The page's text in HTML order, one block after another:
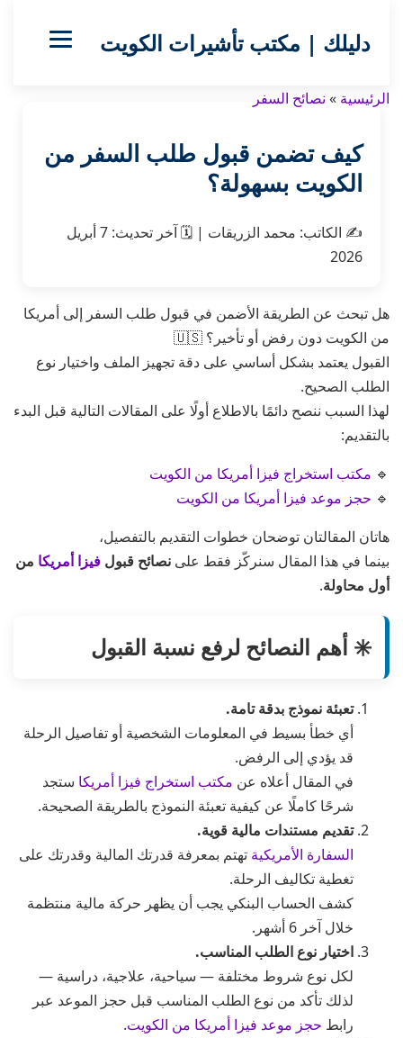
دليلك | مكتب تأشيرات الكويت
الرئيسية » نصائح السفر
كيف تضمن قبول طلب السفر من
الكويت بسهولة؟
✍️ الكاتب: محمد الزريقات |
🗓️آخر تحديث:
7 أبريل
2026
هل تبحث عن الطريقة الأضمن في قبول طلب السفر إلى أمريكا
من الكويت دون رفض أو تأخير؟ 🇺🇸
القبول يعتمد بشكل أساسي على دقة تجهيز الملف واختيار نوع
الطلب الصحيح.
لهذا السبب ننصح دائمًا بالاطلاع أولًا على المقالات التالية قبل البدء
بالتقديم:
🔹 مكتب استخراج فيزا أمريكا من الكويت
🔹 حجز موعد فيزا أمريكا من الكويت
هاتان المقالتان توضحان خطوات التقديم بالتفصيل،
بينما في هذا المقال سنركّز فقط على نصائح قبول فيزا أمريكا من
أول محاولة.
✳️ أهم النصائح لرفع نسبة القبول
تعبئة نموذج بدقة تامة.
أي خطأ بسيط في المعلومات الشخصية أو تفاصيل الرحلة
قد يؤدي إلى الرفض.
في المقال أعلاه عن مكتب استخراج فيزا أمريكا ستجد
شرحًا كاملًا عن كيفية تعبئة النموذج بالطريقة الصحيحة.
تقديم مستندات مالية قوية.
السفارة الأمريكية تهتم بمعرفة قدرتك المالية وقدرتك على
تغطية تكاليف الرحلة.
كشف الحساب البنكي يجب أن يظهر حركة مالية منتظمة
خلال آخر 6 أشهر.
اختيار نوع الطلب المناسب.
لكل نوع شروط مختلفة — سياحية، علاجية، دراسية —
لذلك تأكد من نوع الطلب المناسب قبل حجز الموعد عبر
رابط حجز موعد فيزا أمريكا من الكويت.